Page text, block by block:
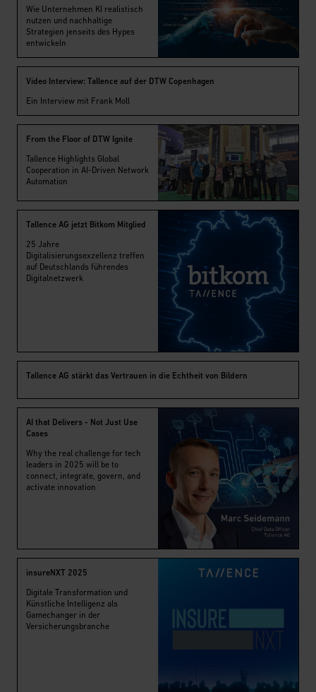
Wie Unternehmen KI realistisch
nutzen und nachhaltige
Strategien jenseits des Hypes
entwickeln
Video Interview: Tallence auf der DTW Copenhagen
Ein Interview mit Frank Moll
From the Floor of DTW Ignite
Tallence Highlights Global
Cooperation in AI-Driven Network
Automation
Tallence AG jetzt Bitkom Mitglied
25 Jahre
Digitalisierungsexzellenz treffen
auf Deutschlands führendes
Digitalnetzwerk
Tallence AG stärkt das Vertrauen in die Echtheit von Bildern
AI that Delivers - Not Just Use
Cases
Why the real challenge for tech
leaders in 2025 will be to
connect, integrate, govern, and
activate innovation
insureNXT 2025
Digitale Transformation und
Künstliche Intelligenz als
Gamechanger in der
Versicherungsbranche